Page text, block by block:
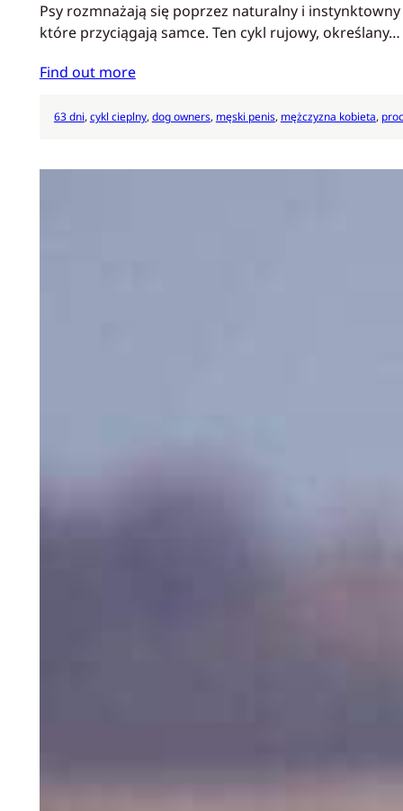
Psy rozmnażają się poprzez naturalny i
które przyciągają samce. Ten cykl rujowy, określany…
Find out more
63 dni, cykl cieplny, dog owners, męski penis, mężczyzna kobieta,